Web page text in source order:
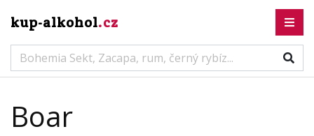
kup-alkohol.cz
Boar